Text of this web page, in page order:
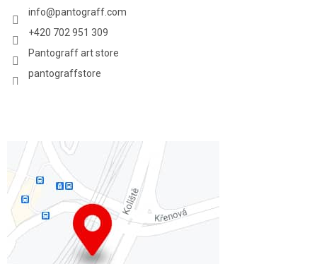
info@pantograff.com
+420 702 951 309
Pantograff art store
pantograffstore